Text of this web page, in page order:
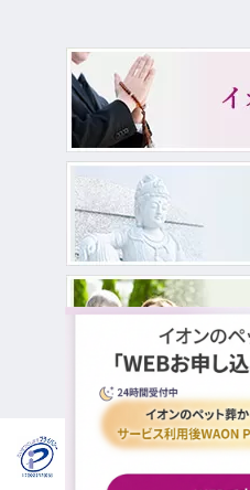
イオンライフ株式会社は一般財団